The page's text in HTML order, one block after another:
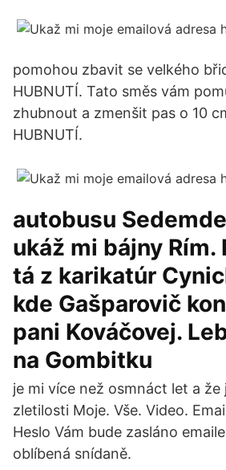
pomohou zbavit se velkého
HUBNUTÍ. Tato směs vám
zhubnout a zmenšit pas o 10
HUBNUTÍ.
autobusu
ukáž mi bájny Rím.
tá z karikatúr
kde Gašparovič
pani Kováčovej.
na Gombitku
je mi více než osmnáct let a že
zletilosti Moje. Vše. Video.
Heslo Vám bude zasláno
oblíbená snídaně.